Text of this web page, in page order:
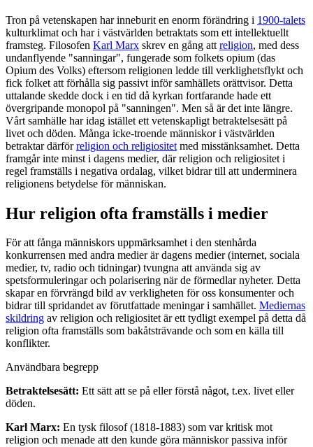
Tron på vetenskapen har inneburit en enorm förändring i 1900-talets
kulturklimat och har i västvärlden betraktats som ett intellektuellt
framsteg. Filosofen Karl Marx skrev en gång att religion, med dess
undanflyende "sanningar", fungerade som folkets opium (das
Opium des Volks) eftersom religionen ledde till verklighetsflykt och
fick folket att förhålla sig passivt inför samhällets orättvisor. Detta
uttalande skedde dock i en tid då kyrkan fortfarande hade ett
övergripande monopol på "sanningen". Men så är det inte längre.
Vårt samhälle har idag istället ett vetenskapligt betraktelsesätt på
livet och döden. Många icke-troende människor i västvärlden
betraktar därförreligion och religiositet med misstänksamhet. Detta
framgår inte minst i dagens medier, där religion och religiositet i
regel framställs i negativa ordalag, vilket bidrar till att underminera
religionens betydelse för människan.
Hur religion ofta framställs i medier
För att fånga människors uppmärksamhet i den stenhårda
konkurrensen med andra medier är dagens medier (internet, sociala
medier, tv, radio och tidningar) tvungna att använda sig av
spetsformuleringar och polarisering när de förmedlar nyheter. Detta
skapar en förvrängd bild av verkligheten för oss konsumenter och
bidrar till spridandet av förutfattade meningar i samhället. Mediernas
skildring av religion och religiositet är ett tydligt exempel på detta då
religion ofta framställs som bakåtsträvande och som en källa till
konflikter.
Användbara begrepp
Betraktelsesätt: Ett sätt att se på eller förstå något, t.ex. livet eller
döden.
Karl Marx: En tysk filosof (1818-1883) som var kritisk mot
religion och menade att den kunde göra människor passiva inför